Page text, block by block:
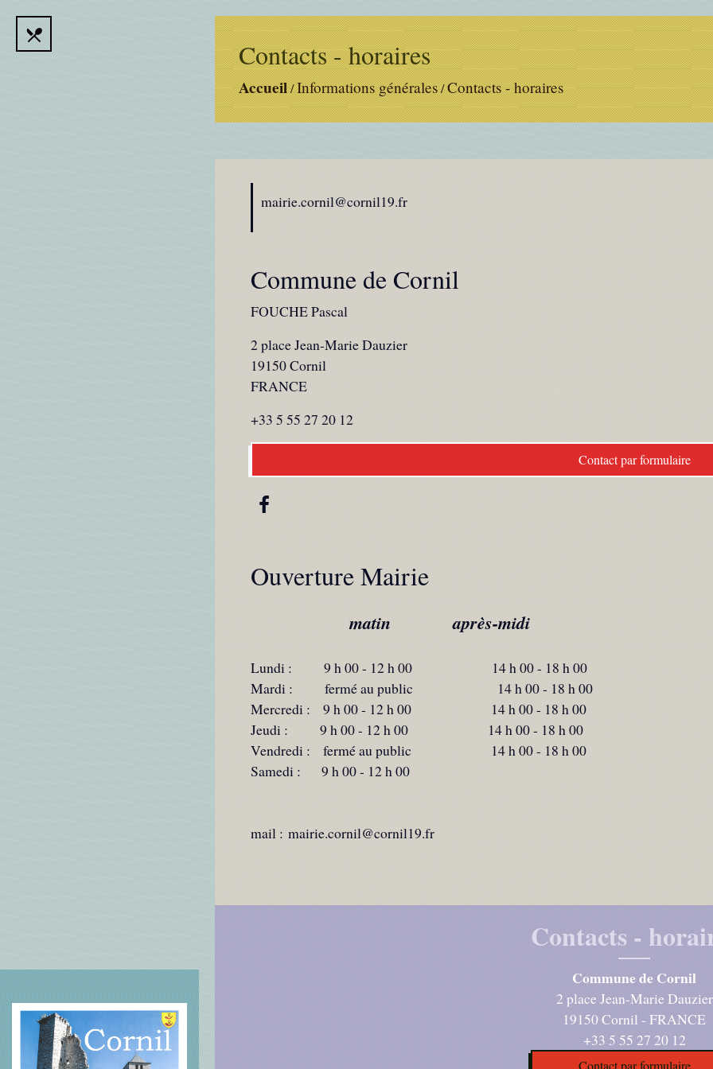
Contacts - horaires
Accueil/Informations générales/Contacts - horaires
local_dining
mairie.cornil@cornil19.fr
Commune de Cornil
FOUCHE Pascal
2 place Jean-Marie Dauzier
19150 Cornil
FRANCE
+33 5 55 27 20 12
Contact par formulaire
Ouverture Mairie
matin après-midi
Lundi : 9 h 00 - 12 h 00 14 h 00 - 18 h 00
Mardi : fermé au public 14 h 00 - 18 h 00
Mercredi : 9 h 00 - 12 h 00 14 h 00 - 18 h 00
Jeudi : 9 h 00 - 12 h 00 14 h 00 - 18 h 00
Vendredi : fermé au public 14 h 00 - 18 h 00
Samedi : 9 h 00 - 12 h 00
mail : mairie.cornil@cornil19.fr
Contacts -
Commune de Cornil
2 place Jean-Marie Dauzier
19150 Cornil - FRANCE
+33 5 55 27 20 12
Contact par formulaire